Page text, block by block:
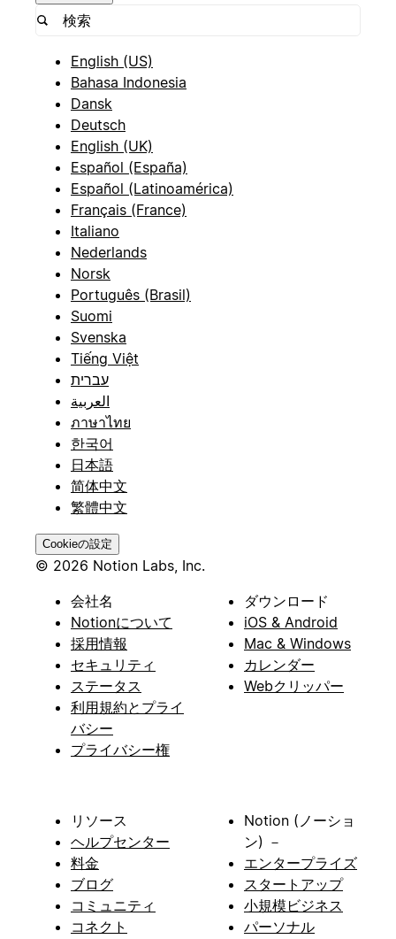
English (US)
Bahasa Indonesia
Dansk
Deutsch
English (UK)
Español (España)
Español (Latinoamérica)
Français (France)
Italiano
Nederlands
Norsk
Português (Brasil)
Suomi
Svenska
Tiếng Việt
עברית
العربية
ภาษาไทย
한국어
日本語
简体中文
繁體中文
Cookieの設定
© 2026 Notion Labs, Inc.
会社名
Notionについて
採用情報
セキュリティ
ステータス
利用規約とプライ
バシー
プライバシー権
ダウンロード
iOS & Android
Mac & Windows
カレンダー
Webクリッパー
リソース
ヘルプセンター
料金
ブログ
コミュニティ
コネクト
Notion (ノーショ
ン) －
エンタープライズ
スタートアップ
小規模ビジネス
パーソナル